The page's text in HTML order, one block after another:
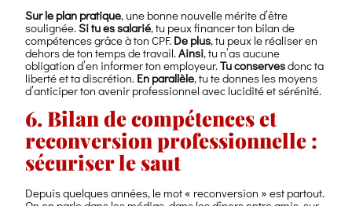
Sur le plan pratique, une bonne nouvelle mérite d’être
soulignée.Si tu es salarié, tu peux financer ton bilan de
compétences grâce à ton CPF. De plus, tu peux le réaliser en
dehors de ton temps de travail.Ainsi, tu n’as aucune
obligation d’en informer ton employeur.Tu conservesdonc ta
liberté et ta discrétion. En parallèle, tu te donnes les moyens
d’anticiper ton avenir professionnel avec lucidité et sérénité.
6. Bilan de compétences et
reconversion professionnelle :
sécuriser le saut
Depuis quelques années, le mot « reconversion » est partout.